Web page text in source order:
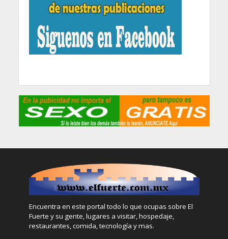
Encuentra en este portal todo lo que ocupas sobre El
Fuerte y su gente, lugares a visitar, hospedaje,
restaurantes, comida, tecnología y mas.